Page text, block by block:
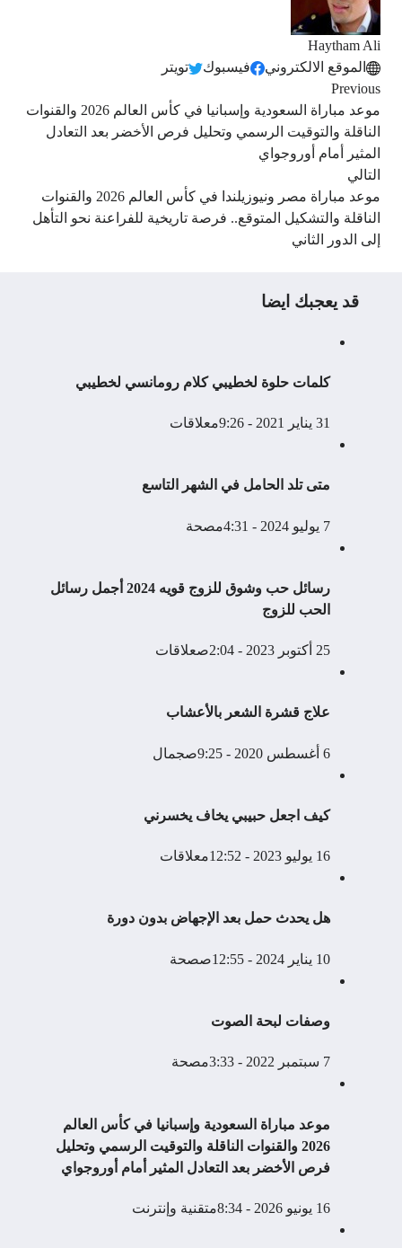
Haytham Ali
الموقع الالكتروني
فيسبوك
تويتر
Previous
موعد مباراة السعودية وإسبانيا في كأس العالم 2026 والقنوات
الناقلة والتوقيت الرسمي وتحليل فرص الأخضر بعد التعادل
المثير أمام أوروجواي
التالي
موعد مباراة مصر ونيوزيلندا في كأس العالم 2026 والقنوات
الناقلة والتشكيل المتوقع.. فرصة تاريخية للفراعنة نحو التأهل
إلى الدور الثاني
قد يعجبك ايضا
كلمات حلوة لخطيبي كلام رومانسي لخطيبي
31 يناير 2021 - 9:26م علاقات
متى تلد الحامل في الشهر التاسع
7 يوليو 2024 - 4:31م صحة
رسائل حب وشوق للزوج قويه 2024 أجمل رسائل
الحب للزوج
25 أكتوبر 2023 - 2:04ص علاقات
علاج قشرة الشعر بالأعشاب
6 أغسطس 2020 - 9:25ص جمال
كيف اجعل حبيبي يخاف يخسرني
16 يوليو 2023 - 12:52م علاقات
هل يحدث حمل بعد الإجهاض بدون دورة
10 يناير 2024 - 12:55ص صحة
وصفات لبحة الصوت
7 سبتمبر 2022 - 3:33م صحة
موعد مباراة السعودية وإسبانيا في كأس العالم
2026 والقنوات الناقلة والتوقيت الرسمي وتحليل
فرص الأخضر بعد التعادل المثير أمام أوروجواي
16 يونيو 2026 - 8:34م تقنية وإنترنت